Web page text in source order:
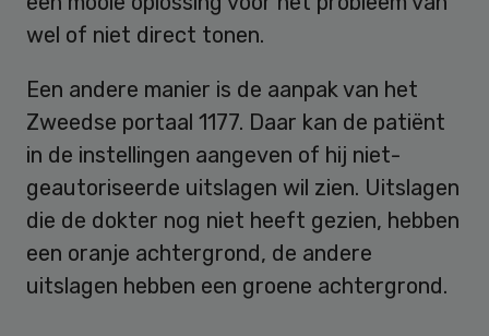
wel of niet direct tonen.
Een andere manier is de aanpak van het
Zweedse portaal 1177. Daar kan de patiënt
in de instellingen aangeven of hij niet-
geautoriseerde uitslagen wil zien. Uitslagen
die de dokter nog niet heeft gezien, hebben
een oranje achtergrond, de andere
uitslagen hebben een groene achtergrond.